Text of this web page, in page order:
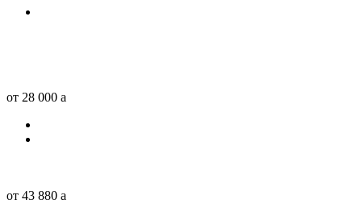
от 28 000 a
от 43 880 a